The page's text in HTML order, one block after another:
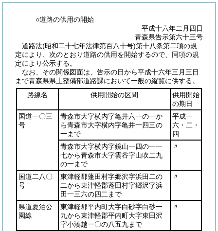
○道路の供用の開始
平成十六年二月四日
青森県告示第六十三号
道路法(昭和二十七年法律第百八十号)第十八条第二項の規
定により、次のとおり道路の供用を開始するので、同項の規
定により公示する。
なお、その関係図面は、告示の日から平成十六年三月三日
まで青森県県土整備部道路課において一般の縦覧に供する。
路線名
供用開始の区間
供用開始
の期日
国道一〇三
号
青森市大字横内字亀井六一の一か
ら青森市大字横内字亀井一四三の
一まで
平成一
六・二・
四
青森市大字横内字鏡山一四の一一
七から青森市大字雲谷字山吹二九
の一まで
〃
国道二八〇
号
東津軽郡蓬田村字郷沢字浜田二の
二から東津軽郡蓬田村字郷沢字浜
田一三六の四二まで
〃
県道夏泊公
園線
東津軽郡平内町大字白砂字白砂一
九から東津軽郡平内町大字東田沢
字小湊越一〇の八五九まで
〃